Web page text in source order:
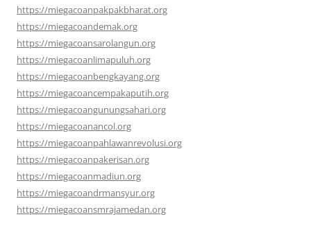
https://miegacoanpakpakbharat.org
https://miegacoandemak.org
https://miegacoansarolangun.org
https://miegacoanlimapuluh.org
https://miegacoanbengkayang.org
https://miegacoancempakaputih.org
https://miegacoangunungsahari.org
https://miegacoanancol.org
https://miegacoanpahlawanrevolusi.org
https://miegacoanpakerisan.org
https://miegacoanmadiun.org
https://miegacoandrmansyur.org
https://miegacoansmrajamedan.org